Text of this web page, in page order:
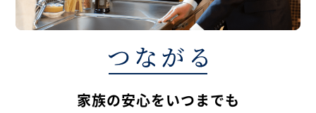
家族の安心をいつまでも